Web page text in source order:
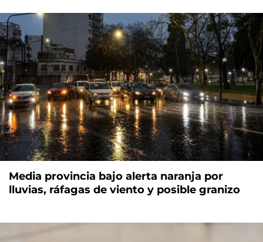
Media provincia bajo alerta naranja por
lluvias, ráfagas de viento y posible granizo